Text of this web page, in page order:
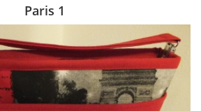
Paris 1